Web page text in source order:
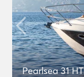
Pearlsea 31 HT